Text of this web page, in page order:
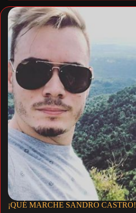
¡QUÉ MARCHE SANDRO CASTRO!